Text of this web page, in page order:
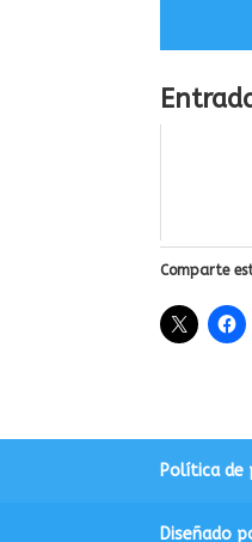
Comparte
Política de
Diseñado